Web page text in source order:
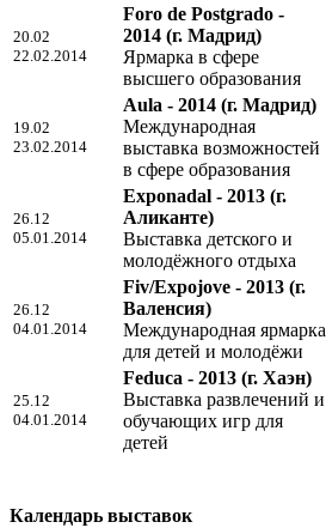
20.02
22.02.2014
Foro de Postgrado -
2014 (г. Мадрид)
Ярмарка в сфере
высшего образования
19.02
23.02.2014
Aula - 2014 (г. Мадрид)
Международная
выставка возможностей
в сфере образования
26.12
05.01.2014
Exponadal - 2013 (г.
Аликанте)
Выставка детского и
молодёжного отдыха
26.12
04.01.2014
Fiv/Expojove - 2013 (г.
Валенсия)
Международная ярмарка
для детей и молодёжи
25.12
04.01.2014
Feduca - 2013 (г. Хаэн)
Выставка развлечений и
обучающих игр для
детей
Календарь выставок